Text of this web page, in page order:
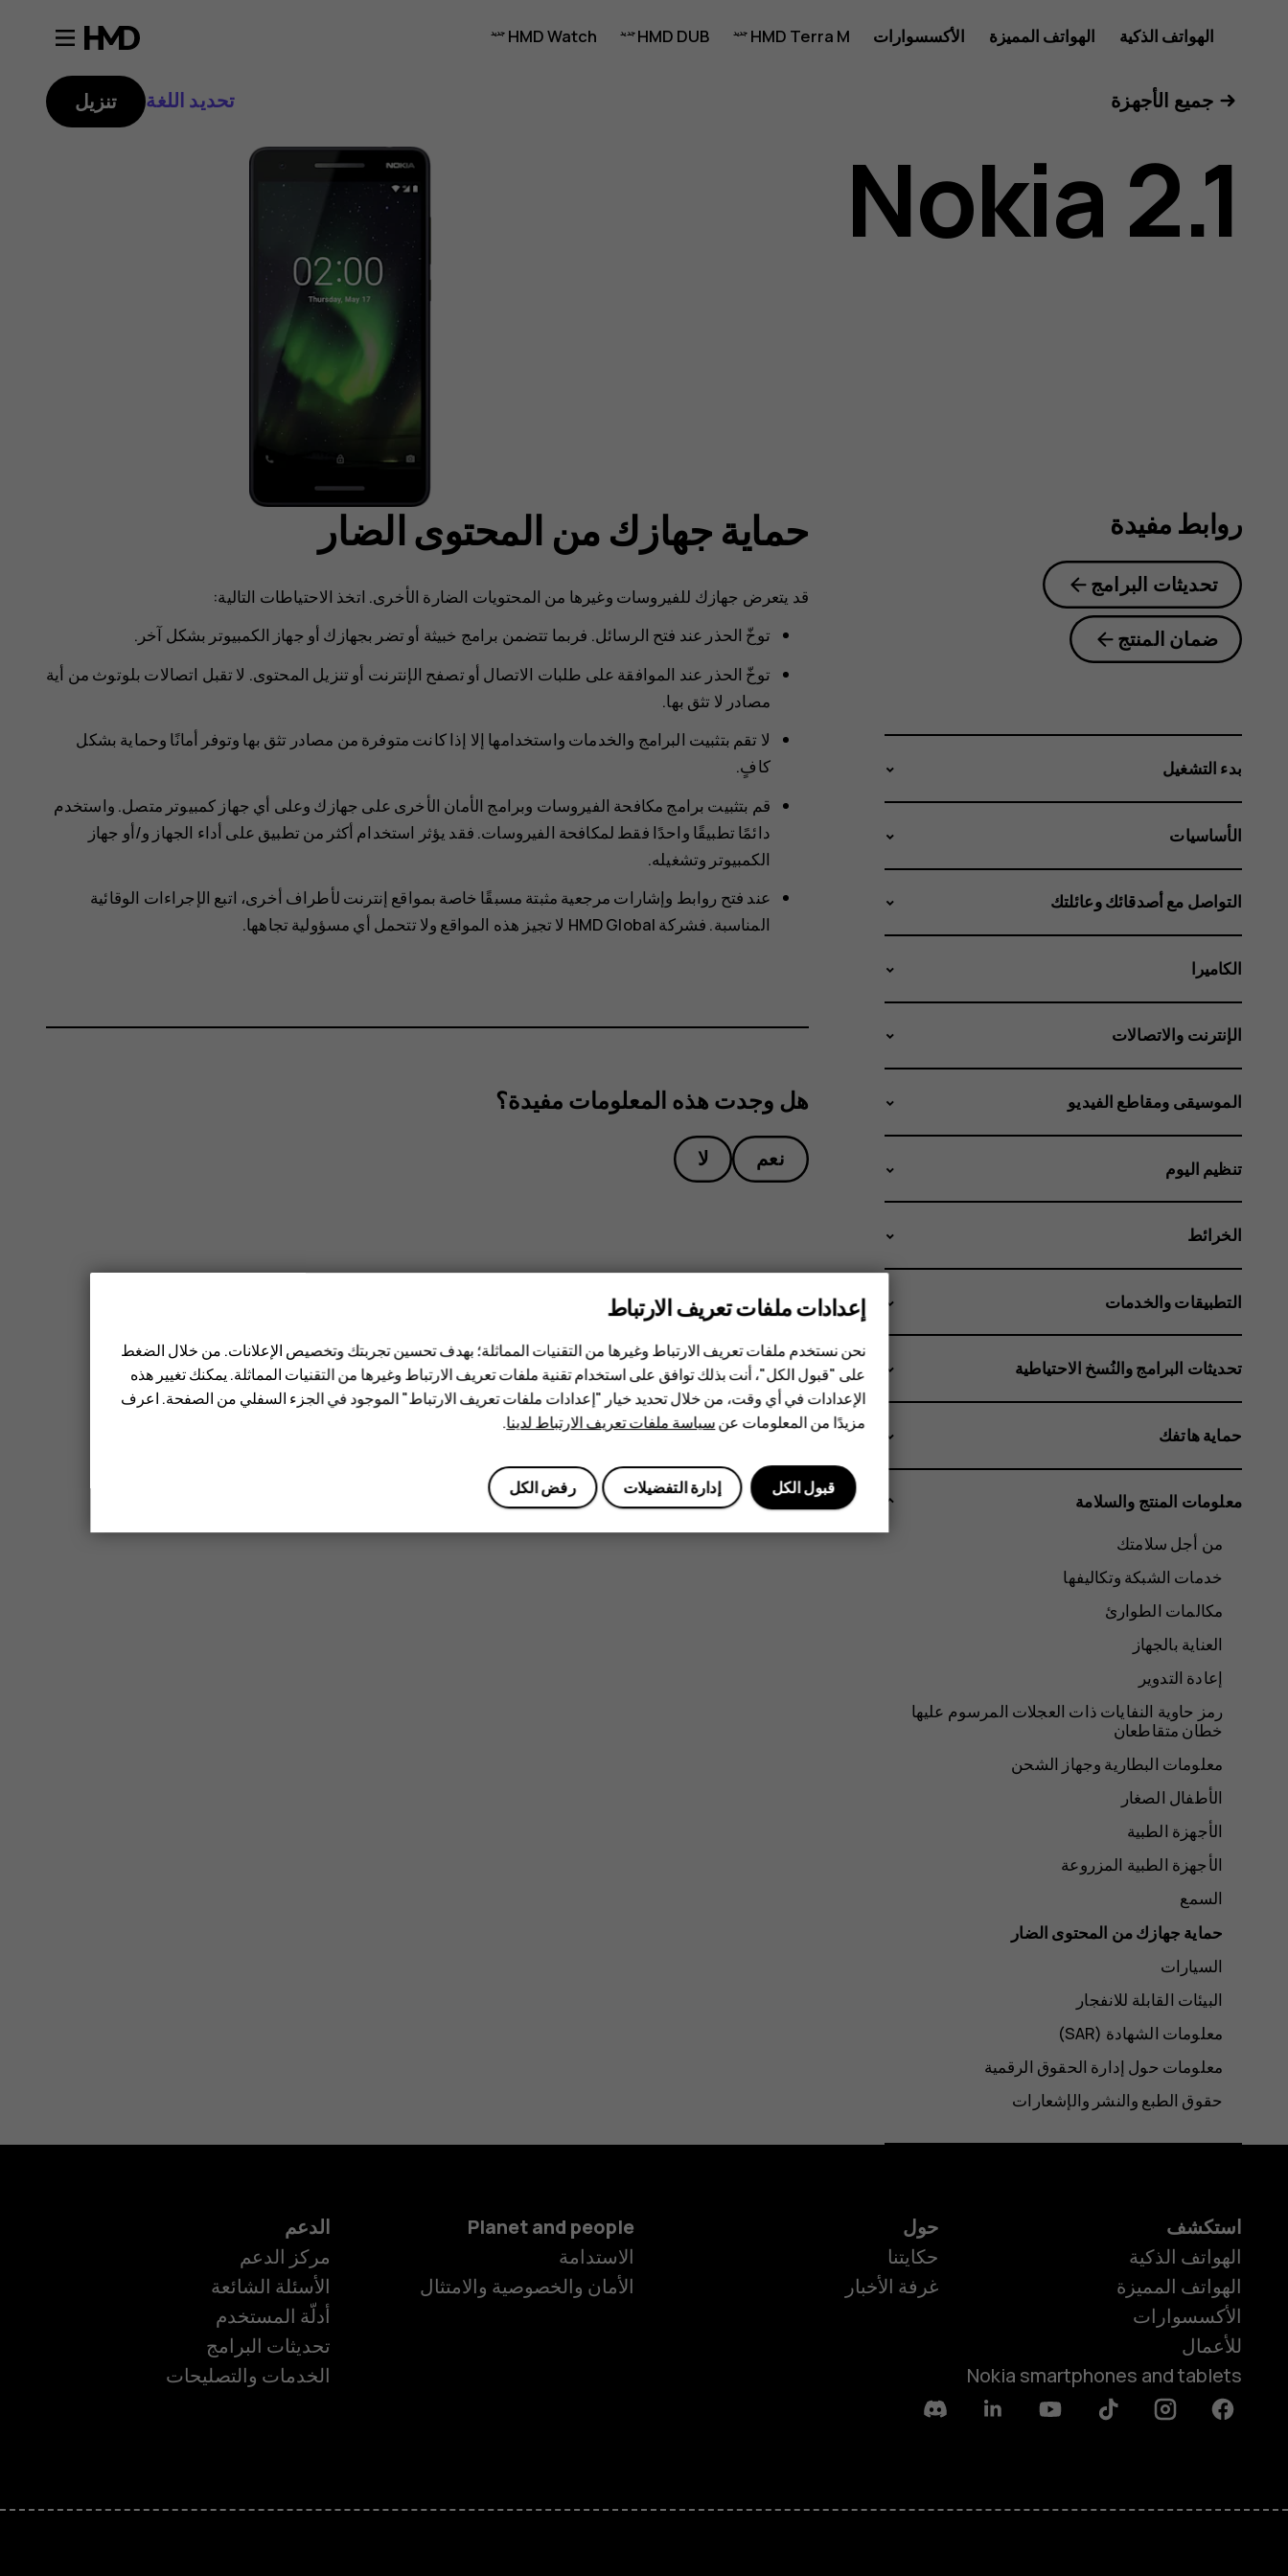
دليل
مستخدم
هاتف
الهواتف الذكية الهواتف المميزة الأكسسوارات HMD Terra M
HMD DUB
HMD Watch
الهواتف الذكية
HMD Terra M
جميع الأجهزة تحديد اللغة تنزيل
Nokia 2.1
حماية جهازك من المحتوى الضار
قد يتعرض جهازك للفيروسات وغيرها من المحتويات الضارة الأخرى. ‏‫اتخذ الاحتياطات التالية:
توخّ الحذر عند فتح الرسائل. ‏‫فربما تتضمن برامج خبيثة أو تضر بجهازك أو جهاز الكمبيوتر بشكل آخر.‬
توخّ الحذر عند الموافقة على طلبات الاتصال أو تصفح الإنترنت أو تنزيل المحتوى. لا تقبل اتصالات بلوتوث من أية
مصادر لا تثق بها.
‏‫لا تقم بتثبيت البرامج والخدمات واستخدامها إلا إذا كانت متوفرة من مصادر تثق بها وتوفر أمانًا وحماية بشكل
كافٍ.‬
قم بتثبيت برامج مكافحة الفيروسات وبرامج الأمان الأخرى على جهازك وعلى أي جهاز كمبيوتر متصل. واستخدم
دائمًا تطبيقًا واحدًا فقط لمكافحة الفيروسات. فقد يؤثر استخدام أكثر من تطبيق على أداء الجهاز و/أو جهاز
الكمبيوتر وتشغيله.
‏‫عند فتح روابط وإشارات مرجعية مثبتة مسبقًا خاصة بمواقع إنترنت لأطراف أخرى، اتبع الإجراءات الوقائية
المناسبة. ‏‫فشركة HMD Global لا تجيز هذه المواقع ولا تتحمل أي مسؤولية تجاهها.‬
هل وجدت هذه المعلومات مفيدة؟
نعم لا
روابط مفيدة
تحديثات البرامج
ضمان المنتج
بدء التشغيل
الأساسيات
التواصل مع أصدقائك وعائلتك
الكاميرا
الإنترنت والاتصالات
الموسيقى ومقاطع الفيديو
تنظيم اليوم
الخرائط
التطبيقات والخدمات
تحديثات البرامج والنُسخ الاحتياطية
حماية هاتفك
معلومات المنتج والسلامة
من أجل سلامتك
خدمات الشبكة وتكاليفها
مكالمات الطوارئ
العناية بالجهاز
إعادة التدوير
رمز حاوية النفايات ذات العجلات المرسوم عليها
خطان متقاطعان
معلومات البطارية وجهاز الشحن
الأطفال الصغار
الأجهزة الطبية
الأجهزة الطبية المزروعة
السمع
حماية جهازك من المحتوى الضار
السيارات
البيئات القابلة للانفجار
معلومات الشهادة (SAR‏)
معلومات حول إدارة الحقوق الرقمية
حقوق الطبع والنشر والإشعارات
استكشف
الهواتف الذكية
الهواتف المميزة
الأكسسوارات
للأعمال
Nokia smartphones and tablets
حول
حكايتنا
غرفة الأخبار
Planet and people
الاستدامة
الأمان والخصوصية والامتثال
الدعم
مركز الدعم
الأسئلة الشائعة
أدلّة المستخدم
تحديثات البرامج
الخدمات والتصليحات
Facebook
Instagram
Tiktok
Youtube
Linkedin
Discord
إعدادات ملفات تعريف الارتباط
نحن نستخدم ملفات تعريف الارتباط وغيرها من التقنيات المماثلة؛ بهدف تحسين تجربتك وتخصيص الإعلانات. من خلال الضغط
على "قبول الكل"، أنت بذلك توافق على استخدام تقنية ملفات تعريف الارتباط وغيرها من التقنيات المماثلة. يمكنك تغيير هذه
الإعدادات في أي وقت، من خلال تحديد خيار "إعدادات ملفات تعريف الارتباط" الموجود في الجزء السفلي من الصفحة. اعرف
مزيدًا من المعلومات عنسياسة ملفات تعريف الارتباط لدينا.
رفض الكل إدارة التفضيلات قبول الكل